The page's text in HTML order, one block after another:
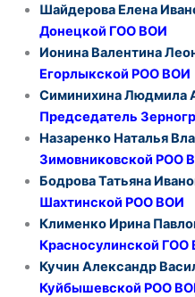
Шайдерова Елена
Донецкой ГОО ВОИ
Ионина Валентина
Егорлыкской РОО ВОИ
Симинихина Людмила
Председатель
Назаренко Наталья
Зимовниковской РОО
Бодрова Татьяна
Шахтинской РОО ВОИ
Клименко Ирина
Красносулинской ГОО
Кучин Александр
Куйбышевской РОО